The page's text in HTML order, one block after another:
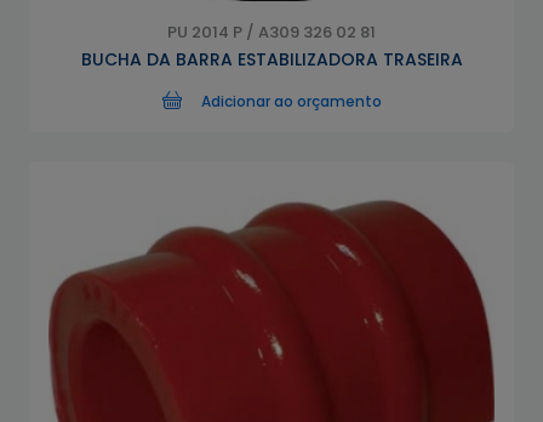
PU 2014 P / A309 326 02 81
BUCHA DA BARRA ESTABILIZADORA TRASEIRA
Adicionar ao orçamento